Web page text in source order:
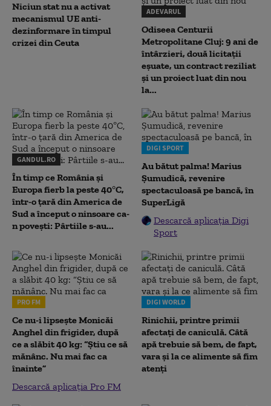
Niciun stat nu a activat
mecanismul UE anti-
dezinformare în timpul
crizei din Ceuta
ADEVARUL
Odiseea Centurii
Metropolitane Cluj: 9 ani de
întârzieri, două licitații
eșuate, un contract reziliat
și un proiect luat din nou
la...
GANDUL.RO
În timp ce România și
Europa fierb la peste 40°C,
într-o țară din America de
Sud a început o ninsoare ca-
n povești: Pârtiile s-au...
DIGI SPORT
Au bătut palma! Marius
Șumudică, revenire
spectaculoasă pe bancă, în
SuperLigă
Descarcă aplicația Digi
Sport
PRO FM
Ce nu-i lipsește Monicăi
Anghel din frigider, după
ce a slăbit 40 kg: “Știu ce să
mănânc. Nu mai fac ca
înainte”
Descarcă aplicația Pro FM
DIGI WORLD
Rinichii, printre primii
afectați de caniculă. Câtă
apă trebuie să bem, de fapt,
vara și la ce alimente să fim
atenți